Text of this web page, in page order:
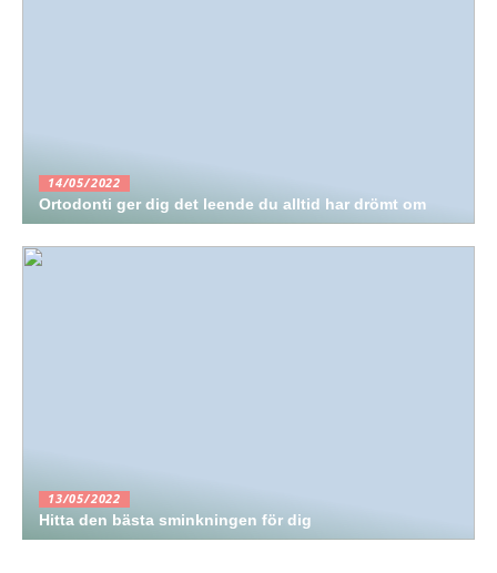
14/05/2022
Ortodonti ger dig det leende du alltid har drömt om
13/05/2022
Hitta den bästa sminkningen för dig